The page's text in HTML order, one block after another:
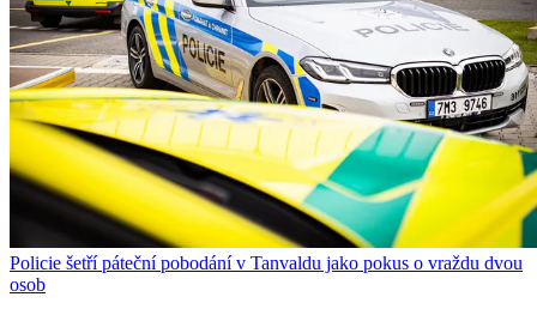
Policie šetří páteční pobodání v Tanvaldu jako pokus o vraždu dvou
osob